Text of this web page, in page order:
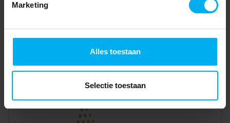
Marketing
Alles toestaan
Selectie toestaan